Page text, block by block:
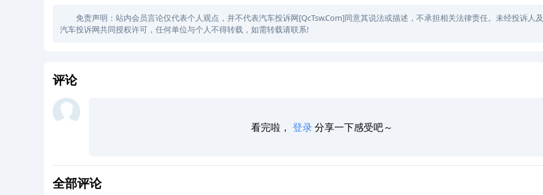
免责声明：站内会员言论仅代表个人观点，并不代表汽车投诉网[QcTsw.Com]同意其说法或描述，不承担相关法律责任。未经投诉人及
汽车投诉网共同授权许可，任何单位与个人不得转载，如需转载请联系!
评论
看完啦， 登录分享一下感受吧～
全部评论